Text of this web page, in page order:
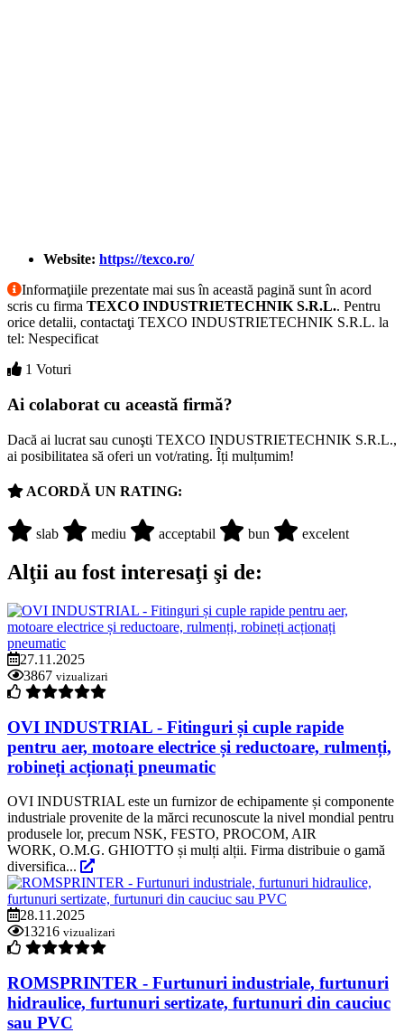
Website: https://texco.ro/
Informaţiile prezentate mai sus în această pagină sunt în acord
scris cu firma TEXCO INDUSTRIETECHNIK S.R.L.. Pentru
orice detalii, contactaţi TEXCO INDUSTRIETECHNIK S.R.L. la
tel: Nespecificat
1 Voturi
Ai colaborat cu această firmă?
Dacă ai lucrat sau cunoşti TEXCO INDUSTRIETECHNIK S.R.L.,
ai posibilitatea să oferi un vot/rating. Îți mulțumim!
ACORDĂ UN RATING:
slab mediu acceptabil bun excelent
Alţii au fost interesaţi şi de:
27.11.2025
3867 vizualizari
OVI INDUSTRIAL - Fitinguri și cuple rapide
pentru aer, motoare electrice și reductoare, rulmenți,
robineți acționați pneumatic
OVI INDUSTRIAL este un furnizor de echipamente și componente
industriale provenite de la mărci recunoscute la nivel mondial pentru
produsele lor, precum NSK, FESTO, PROCOM, AIR
WORK, O.M.G. GHIOTTO și mulți alții. Firma distribuie o gamă
diversifica...
28.11.2025
13216 vizualizari
ROMSPRINTER - Furtunuri industriale, furtunuri
hidraulice, furtunuri sertizate, furtunuri din cauciuc
sau PVC